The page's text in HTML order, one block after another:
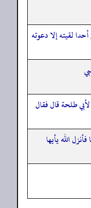
لقيته إلا دعوته
طلحة قال فقال
الله يأيها